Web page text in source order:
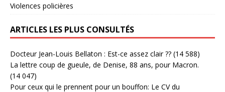
Violences policières
ARTICLES LES PLUS CONSULTÉS
Docteur Jean-Louis Bellaton : Est-ce assez clair ?? (14 588)
La lettre coup de gueule, de Denise, 88 ans, pour Macron.
(14 047)
Pour ceux qui le prennent pour un bouffon: Le CV du